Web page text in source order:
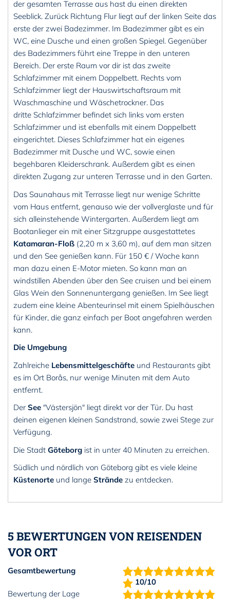
der gesamten Terrasse aus hast du einen direkten
Seeblick. Zurück Richtung Flur liegt auf der linken Seite das
erste der zwei Badezimmer. Im Badezimmer gibt es ein
WC, eine Dusche und einen großen Spiegel. Gegenüber
des Badezimmers führt eine Treppe in den unteren
Bereich. Der erste Raum vor dir ist das zweite
Schlafzimmer mit einem Doppelbett. Rechts vom
Schlafzimmer liegt der Hauswirtschaftsraum mit
Waschmaschine und Wäschetrockner. Das
dritte Schlafzimmer befindet sich links vom ersten
Schlafzimmer und ist ebenfalls mit einem Doppelbett
eingerichtet. Dieses Schlafzimmer hat ein eigenes
Badezimmer mit Dusche und WC, sowie einen
begehbaren Kleiderschrank. Außerdem gibt es einen
direkten Zugang zur unteren Terrasse und in den Garten.
Das Saunahaus mit Terrasse liegt nur wenige Schritte
vom Haus entfernt, genauso wie der vollverglaste und für
sich alleinstehende Wintergarten. Außerdem liegt am
Bootanlieger ein mit einer Sitzgruppe ausgestattetes
Katamaran-Floß (2,20 m x 3,60 m), auf dem man sitzen
und den See genießen kann. Für 150 € / Woche kann
man dazu einen E-Motor mieten. So kann man an
windstillen Abenden über den See cruisen und bei einem
Glas Wein den Sonnenuntergang genießen. Im See liegt
zudem eine kleine Abenteurinsel mit einem Spielhäuschen
für Kinder, die ganz einfach per Boot angefahren werden
kann.
Die Umgebung
Zahlreiche Lebensmittelgeschäfte und Restaurants gibt
es im Ort Borås, nur wenige Minuten mit dem Auto
entfernt.
Der See "Västersjön" liegt direkt vor der Tür. Du hast
deinen eigenen kleinen Sandstrand, sowie zwei Stege zur
Verfügung.
Die Stadt Göteborg ist in unter 40 Minuten zu erreichen.
Südlich und nördlich von Göteborg gibt es viele kleine
Küstenorte und lange Strände zu entdecken.
5 BEWERTUNGEN VON REISENDEN
VOR ORT
Gesamtbewertung
10/10
Bewertung der Lage